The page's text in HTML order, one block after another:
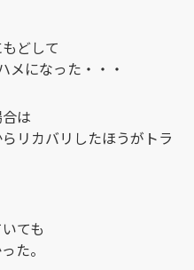
どして
メになった・・・
は
リカバリしたほうがトラ
ても
た。